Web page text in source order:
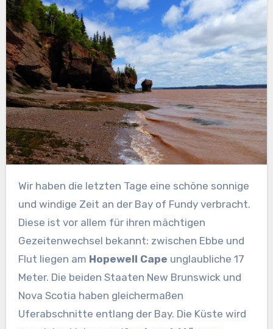
Wir haben die letzten Tage eine schöne sonnige
und windige Zeit an der Bay of Fundy verbracht.
Diese ist vor allem für ihren mächtigen
Gezeitenwechsel bekannt: zwischen Ebbe und
Flut liegen am Hopewell Cape unglaubliche 17
Meter. Die beiden Staaten New Brunswick und
Nova Scotia haben gleichermaßen
Uferabschnitte entlang der Bay. Die Küste wird